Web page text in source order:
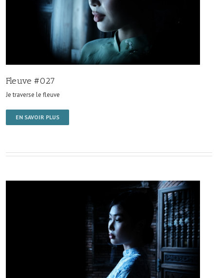
Fleuve #027
Je traverse le fleuve
EN SAVOIR PLUS